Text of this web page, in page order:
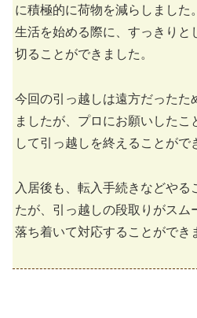
に積極的に荷物を減らしました
生活を始める際に、すっきりと
切ることができました。
今回の引っ越しは遠方だったた
ましたが、プロにお願いした
して引っ越しを終えることがで
入居後も、転入手続きなどやる
たが、引っ越しの段取りがスム
落ち着いて対応することができ